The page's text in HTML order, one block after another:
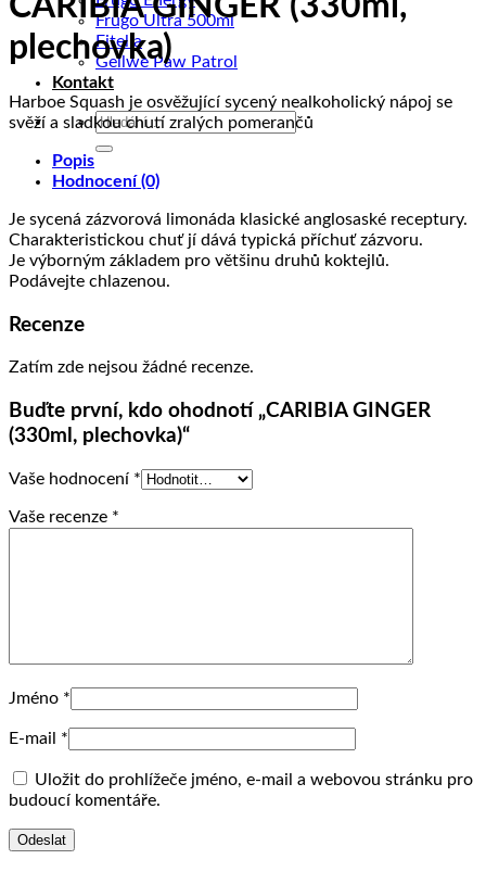
Frugo Ultra 500ml
Fitella
Gellwe Paw Patrol
Kontakt
Hledat:
CARIBIA GINGER (330ml,
plechovka)
Harboe Squash je osvěžující sycený nealkoholický nápoj se
svěží a sladkou chutí zralých pomerančů
Popis
Hodnocení (0)
Je sycená zázvorová limonáda klasické anglosaské receptury.
Charakteristickou chuť jí dává typická příchuť zázvoru.
Je výborným základem pro většinu druhů koktejlů.
Podávejte chlazenou.
Recenze
Zatím zde nejsou žádné recenze.
Buďte první, kdo ohodnotí „CARIBIA GINGER
(330ml, plechovka)“
Vaše hodnocení *
Vaše recenze *
Jméno *
E-mail *
Uložit do prohlížeče jméno, e-mail a webovou stránku pro
budoucí komentáře.